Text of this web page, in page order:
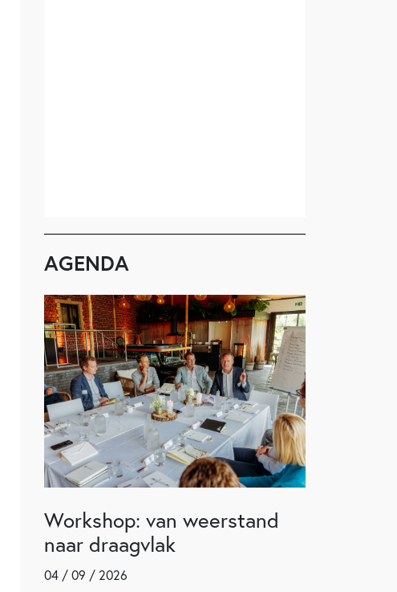
AGENDA
Workshop: van weerstand
naar draagvlak
04 / 09 / 2026